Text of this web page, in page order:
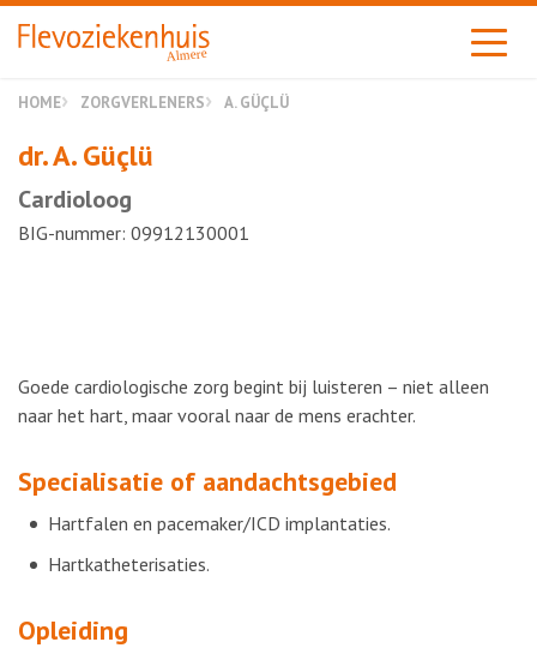
Almere
HOME ZORGVERLENERS A. GÜÇLÜ
dr. A. Güçlü
Cardioloog
BIG-nummer: 09912130001
Goede cardiologische zorg begint bij luisteren – niet alleen
naar het hart, maar vooral naar de mens erachter.
Specialisatie of aandachtsgebied
Hartfalen en pacemaker/ICD implantaties.
Hartkatheterisaties.
Opleiding